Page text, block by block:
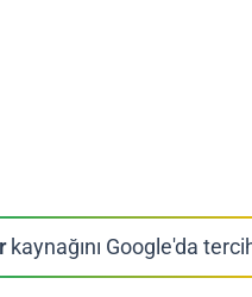
kaynağını Google'da